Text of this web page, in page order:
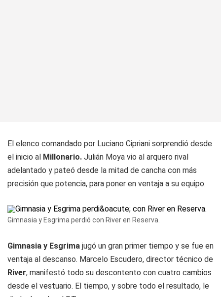
El elenco comandado por Luciano Cipriani sorprendió desde
el inicio al Millonario. Julián Moya vio al arquero rival
adelantado y pateó desde la mitad de cancha con más
precisión que potencia, para poner en ventaja a su equipo.
Gimnasia y Esgrima perdió con River en Reserva.
Gimnasia y Esgrima jugó un gran primer tiempo y se fue en
ventaja al descanso. Marcelo Escudero, director técnico de
River, manifestó todo su descontento con cuatro cambios
desde el vestuario. El tiempo, y sobre todo el resultado, le